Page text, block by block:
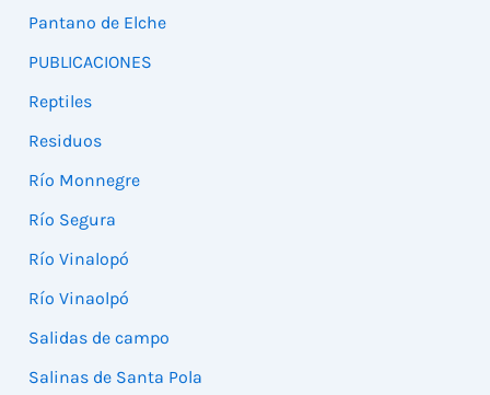
Pantano de Elche
PUBLICACIONES
Reptiles
Residuos
Río Monnegre
Río Segura
Río Vinalopó
Río Vinaolpó
Salidas de campo
Salinas de Santa Pola